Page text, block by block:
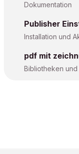
Dokumentation
Publisher
Installation und
pdf mit
Bibliotheken